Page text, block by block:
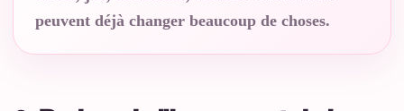
peuvent déjà changer beaucoup de choses.